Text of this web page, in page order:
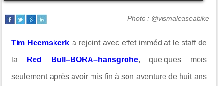
Photo : @vismaleaseabike
Tim Heemskerk a rejoint avec effet immédiat le staff de
la Red Bull–BORA–hansgrohe, quelques mois
seulement après avoir mis fin à son aventure de huit ans